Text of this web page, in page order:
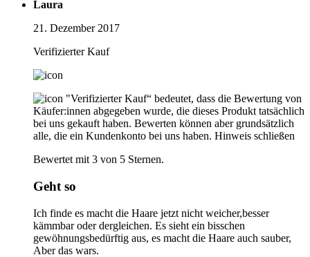
Laura
21. Dezember 2017
Verifizierter Kauf
"Verifizierter Kauf“ bedeutet, dass die Bewertung von
Käufer:innen abgegeben wurde, die dieses Produkt tatsächlich
bei uns gekauft haben. Bewerten können aber grundsätzlich
alle, die ein Kundenkonto bei uns haben. Hinweis schließen
Bewertet mit 3 von 5 Sternen.
Geht so
Ich finde es macht die Haare jetzt nicht weicher,besser
kämmbar oder dergleichen. Es sieht ein bisschen
gewöhnungsbedürftig aus, es macht die Haare auch sauber,
Aber das wars.